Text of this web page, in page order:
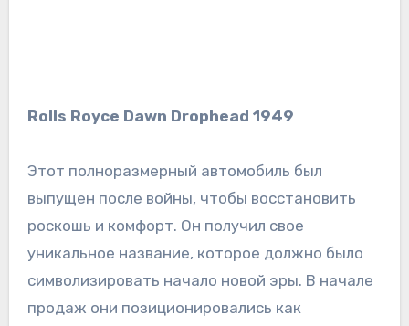
Rolls Royce Dawn Drophead 1949
Этот полноразмерный автомобиль был
выпущен после войны, чтобы восстановить
роскошь и комфорт. Он получил свое
уникальное название, которое должно было
символизировать начало новой эры. В начале
продаж они позиционировались как